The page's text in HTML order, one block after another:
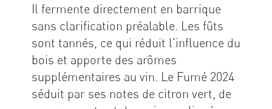
Il fermente directement en barrique
sans clarification préalable. Les fûts
sont tannés, ce qui réduit l'influence du
bois et apporte des arômes
supplémentaires au vin. Le Fumé 2024
séduit par ses notes de citron vert, de